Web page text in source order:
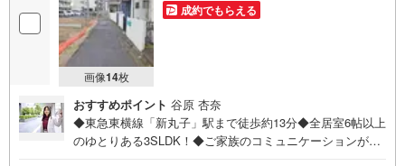
画像14枚
成約でもらえる
おすすめポイント 谷原 杏奈
◆東急東横線「新丸子」駅まで徒歩約13分◆全居室6帖以上
のゆとりある3SLDK！◆ご家族のコミュニケーションが増